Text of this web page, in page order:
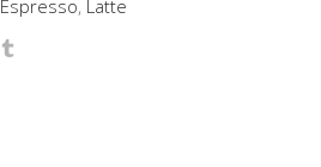
Espresso, Latte